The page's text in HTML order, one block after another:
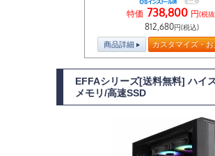
特価 738,800 円(税
812,680円(税込)
商品詳細 カスタマイズ・
EFFAシリーズ[送料無料] ハイ
メモリ/高速SSD